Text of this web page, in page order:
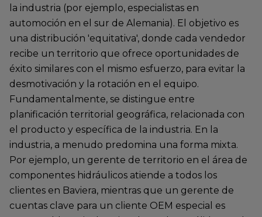
la industria (por ejemplo, especialistas en
automoción en el sur de Alemania). El objetivo es
una distribución 'equitativa', donde cada vendedor
recibe un territorio que ofrece oportunidades de
éxito similares con el mismo esfuerzo, para evitar la
desmotivación y la rotación en el equipo.
Fundamentalmente, se distingue entre
planificación territorial geográfica, relacionada con
el producto y específica de la industria. En la
industria, a menudo predomina una forma mixta.
Por ejemplo, un gerente de territorio en el área de
componentes hidráulicos atiende a todos los
clientes en Baviera, mientras que un gerente de
cuentas clave para un cliente OEM especial es